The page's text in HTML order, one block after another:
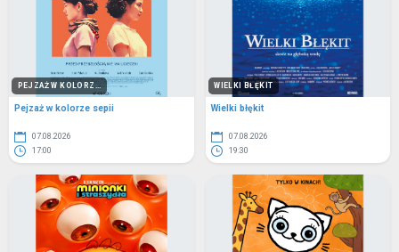
PEJZAŻ W KOLORZ...
Pejzaż w kolorze sepii
07.08.2026
17:00
WIELKI BŁĘKIT
Wielki błękit
07.08.2026
19:30